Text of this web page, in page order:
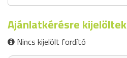
Ajánlatkérésre kijelöltek
Nincs kijelölt fordító